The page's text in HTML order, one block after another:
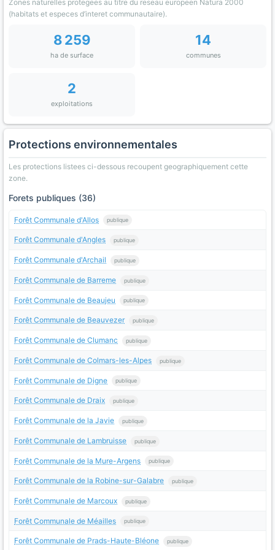
Zones naturelles protegees au titre du reseau europeen Natura 2000
(habitats et especes d’interet communautaire).
8 259
ha de surface
14
communes
2
exploitations
Protections environnementales
Les protections listees ci-dessous recoupent geographiquement cette
zone.
Forets publiques (36)
Forêt Communale d'Allos publique
Forêt Communale d'Angles publique
Forêt Communale d'Archail publique
Forêt Communale de Barreme publique
Forêt Communale de Beaujeu publique
Forêt Communale de Beauvezer publique
Forêt Communale de Clumanc publique
Forêt Communale de Colmars-les-Alpes publique
Forêt Communale de Digne publique
Forêt Communale de Draix publique
Forêt Communale de la Javie publique
Forêt Communale de Lambruisse publique
Forêt Communale de la Mure-Argens publique
Forêt Communale de la Robine-sur-Galabre publique
Forêt Communale de Marcoux publique
Forêt Communale de Méailles publique
Forêt Communale de Prads-Haute-Bléone publique